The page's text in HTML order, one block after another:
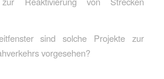
sind solche Projekte zur
vorgesehen?